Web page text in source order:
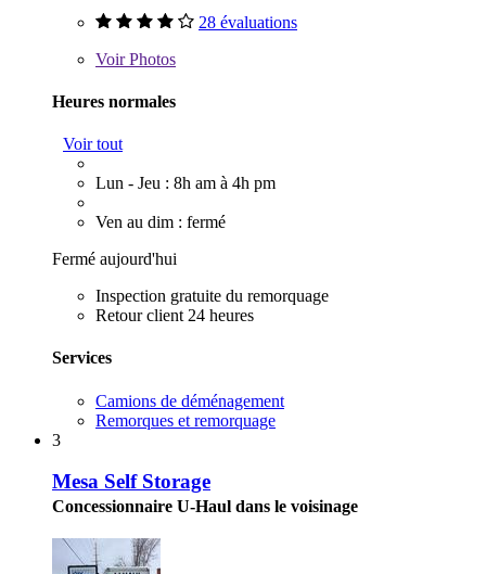
28 évaluations
VoirPhotos
Heures normales
Voir tout
Lun - Jeu : 8h am à 4h pm
Ven au dim : fermé
Fermé aujourd'hui
Inspection gratuite du remorquage
Retour client 24 heures
Services
Camions de déménagement
Remorques et remorquage
3
Mesa Self Storage
Concessionnaire U-Haul dans le voisinage